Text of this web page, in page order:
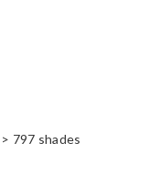
> 797 shades